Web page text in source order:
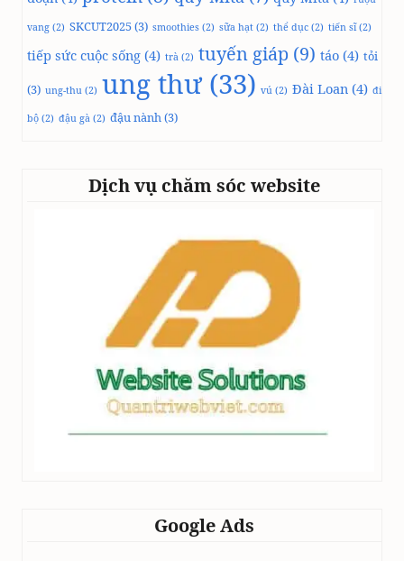
vang (2) SKCUT2025(3) smoothies (2) sữa hạt (2) thể dục (2) tiến sĩ(2)
tiếp sức cuộc sống (4) trà (2) tuyến giáp (9) táo (4) tỏi
(3) ung-thu (2) ung thư(33) vú (2) Đài Loan (4) đi
bộ (2) đậu gà (2) đậu nành(3)
Dịch vụ chăm sóc website
Google Ads